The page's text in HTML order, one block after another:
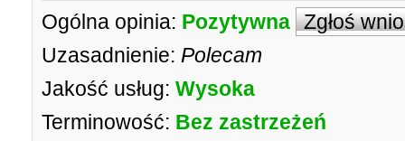
Ogólna opinia: Pozytywna Zgłoś
Uzasadnienie: Polecam
Jakość usług: Wysoka
Terminowość: Bez zastrzeżeń